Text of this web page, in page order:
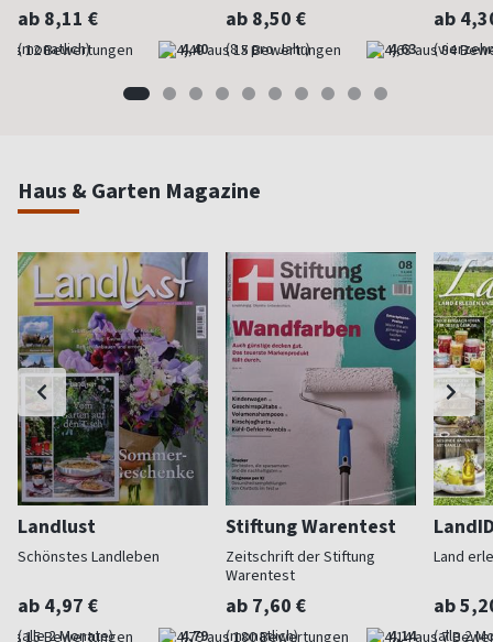
ab 8,11 €
(monatlich) 4,40
ab 8,50 €
(8 x pro Jahr) 4,63
ab
Haus & Garten Magazine
Landlust
Schönstes Landleben
ab 4,97 €
(alle 2 Monate) 4,79
Stiftung Warentest
Zeitschrift der Stiftung
Warentest
ab 7,60 €
(monatlich) 4,14
Land
ab
(alle 2